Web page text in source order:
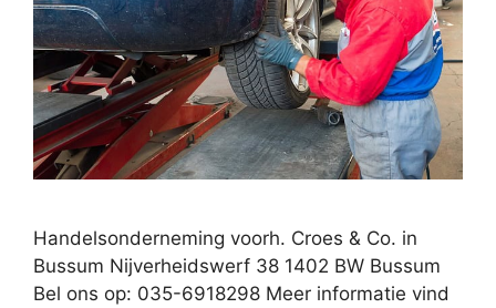
Handelsonderneming voorh. Croes & Co. in
Bussum Nijverheidswerf 38 1402 BW Bussum
Bel ons op: 035-6918298 Meer informatie vind